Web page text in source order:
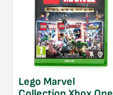
Lego Marvel